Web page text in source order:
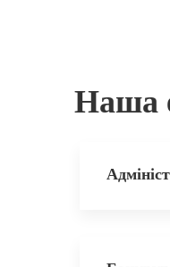
Наша